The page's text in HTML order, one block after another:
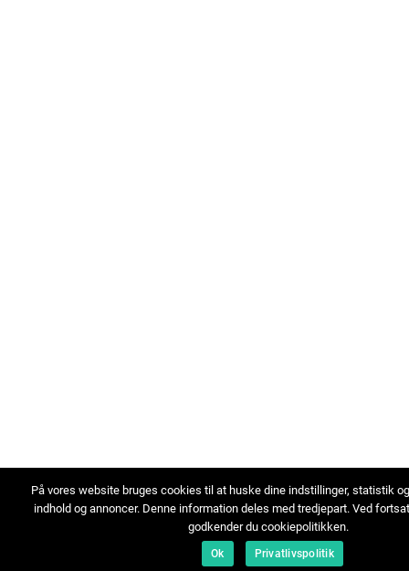
På vores website bruges cookies til at huske dine indstillinger, statistik
indhold og annoncer. Denne information deles med tredjepart. Ved
godkender du cookiepolitikken.
Ok Privatlivspolitik